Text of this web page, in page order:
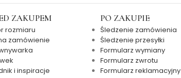
ZAKUPEM
rozmiaru
zamówienie
i inspiracje
PO ZAKUPIE
Śledzenie zamówienia
Śledzenie przesyłki
Formularz wymiany
Formularz zwrotu
Formularz reklamacyjny